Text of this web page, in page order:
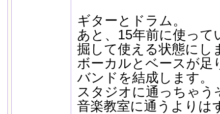
ギターとドラム。
あと、15年前に使って
掘して使える状態にし
ボーカルとベースが足
バンドを結成します。
スタジオに通っちゃう
音楽教室に通うよりは